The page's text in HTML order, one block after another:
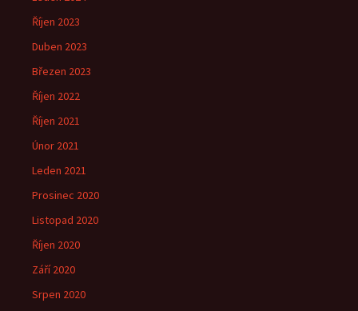
Říjen 2023
Duben 2023
Březen 2023
Říjen 2022
Říjen 2021
Únor 2021
Leden 2021
Prosinec 2020
Listopad 2020
Říjen 2020
Září 2020
Srpen 2020